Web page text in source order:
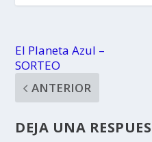
El Planeta Azul –
SORTEO
ANTERIOR
DEJA UNA